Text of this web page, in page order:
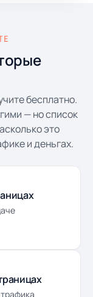
бесплатно.
— но список
это
и деньгах.